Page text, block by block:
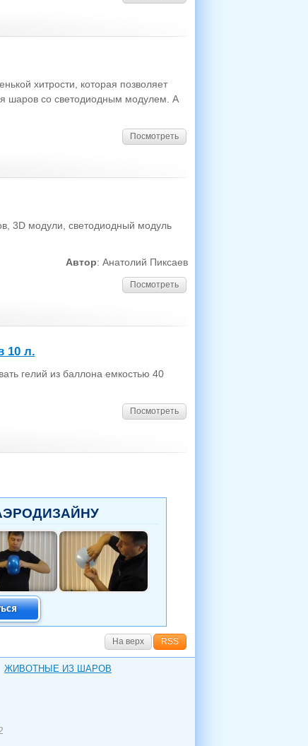
хитрости, которая позволяет
шаров со светодиодным модулем. А
Посмотреть
3D модули, светодиодный модуль
Автор: Анатолий Пиксаев
Посмотреть
10 л.
гелий из баллона емкостью 40
Посмотреть
На верх RSS
ЖИВОТНЫЕ ИЗ ШАРОВ